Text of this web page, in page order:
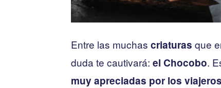
Entre las muchas criaturas que
duda te cautivará: el Chocobo.
muy apreciadas por los viajeros